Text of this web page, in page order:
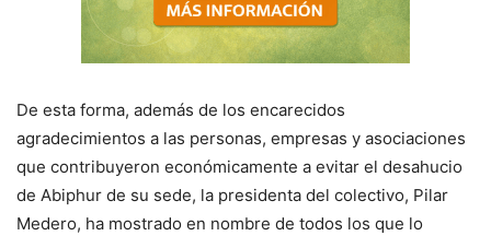
De esta forma, además de los encarecidos
agradecimientos a las personas, empresas y asociaciones
que contribuyeron económicamente a evitar el desahucio
de Abiphur de su sede, la presidenta del colectivo, Pilar
Medero, ha mostrado en nombre de todos los que lo